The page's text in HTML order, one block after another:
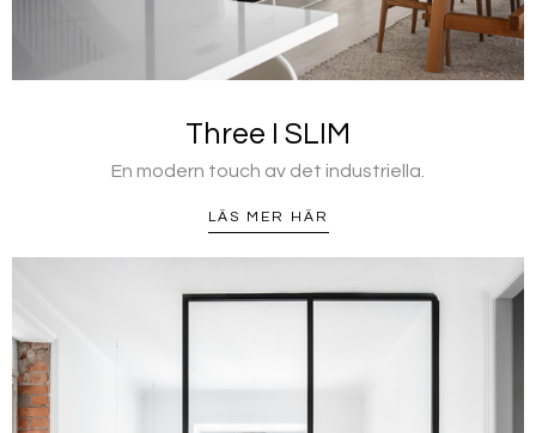
Three I SLIM
En modern touch av det industriella.
LÄS MER HÄR